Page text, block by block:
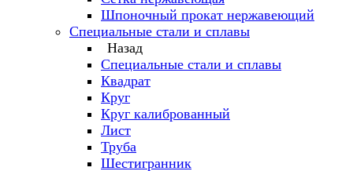
Шпоночный прокат нержавеющий
Специальные стали и сплавы
Назад
Специальные стали и сплавы
Квадрат
Круг
Круг калиброванный
Лист
Труба
Шестигранник